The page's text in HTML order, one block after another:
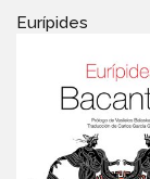
Eurípides